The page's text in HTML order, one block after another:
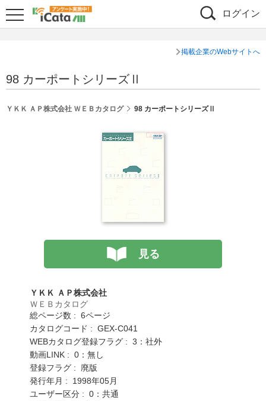
ログイン
掲載企業のWebサイトへ
98 カーポートシリーズⅡ
ＹＫＫ ＡＰ株式会社 ＷＥＢカタログ 98 カーポートシリーズⅡ
見る
ＹＫＫ ＡＰ株式会社
ＷＥＢカタログ
総ページ数 : 6ページ
カタログコード : GEX-C041
WEBカタログ登録フラグ : 3：社外
動画LINK : 0：無し
登録フラグ : 廃版
発行年月 : 1998年05月
ユーザー区分 : 0：共通